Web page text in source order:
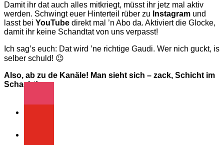
Damit ihr dat auch alles mitkriegt, müsst ihr jetz mal aktiv
werden. Schwingt euer Hinterteil rüber zu Instagram und
lasst bei YouTube direkt mal ’n Abo da. Aktiviert die Glocke,
damit ihr keine Schandtat von uns verpasst!
Ich sag’s euch: Dat wird ’ne richtige Gaudi. Wer nich guckt, is
selber schuld! 😉
Also, ab zu de Kanäle! Man sieht sich – zack, Schicht im
Schacht!